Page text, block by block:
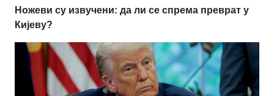
Ножеви су извучени: да ли се спрема преврат у
Кијеву?